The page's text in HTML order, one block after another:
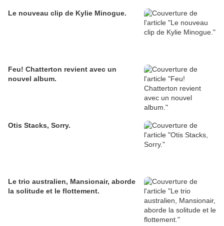
Le nouveau clip de Kylie Minogue.
Feu! Chatterton revient avec un
nouvel album.
Otis Stacks, Sorry.
Le trio australien, Mansionair, aborde
la solitude et le flottement.